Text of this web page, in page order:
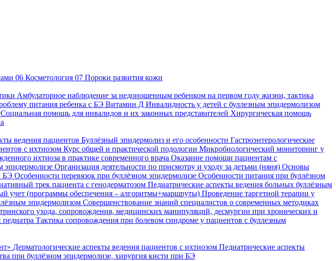
06 Косметология 07 Пороки развития кожи
Амбулаторное наблюдение за недоношенным ребенком на первом году жизни, тактика
питания ребенка с БЭ Витамин Д Инвалидность у детей с буллезным эпидермолизом
Социальная помощь для инвалидов и их законных представителей Хирургическая помощь
ведения пациентов Буллёзный эпидермолиз и его особенности Гастроэнтерологические
с ихтиозом Курс общей и практической подологии Микробиологический мониторинг у
ихтиоза в практике современного врача Оказание помощи пациентам с
эпидермолизе Организация деятельности по присмотру и уходу за детьми (няня) Основы
БЭ Особенности перевязок при буллёзном эпидермолизе Особенности питания при буллёзном
трек пациента с генодерматозом Педиатрические аспекты ведения больных буллёзным
учет (программы обеспечения – алгоритмы+маршруты) Проведение таргетной терапии у
эпидермолизом Совершенствование знаний специалистов о современных методиках
ухода, сопровождения, медицинских манипуляций, десмургии при хронических и
Тактика сопровождения при болевом синдроме у пациентов с буллезным
Дерматологические аспекты ведения пациентов с ихтиозом Педиатрические аспекты
при буллёзном эпидермолизе, хирургия кисти при БЭ